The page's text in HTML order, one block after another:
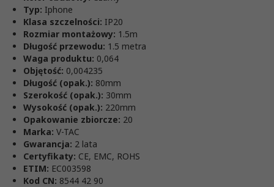
Typ: Iphone
Klasa szczelności: IP20
Rozmiar montażowy: 1.5m
Długość przewodu: 1.5 metra
Waga produktu: 0,064
Objętość: 0,004235
Długość (opak.): 80mm
Szerokość (opak.): 30mm
Wysokość (opak.): 220mm
Opakowanie zbiorcze: 20
Marka: V-TAC
Gwarancja: 2 lata
Certyfikaty: CE, EMC, ROHS
ETIM: EC003598
Kod CN: 8544 42 90